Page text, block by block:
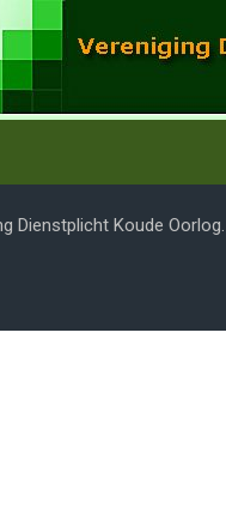
Dienstplicht Koude Oorlog.